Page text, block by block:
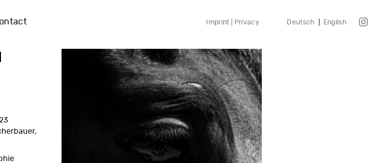
Imprint | Privacy Deutsch English